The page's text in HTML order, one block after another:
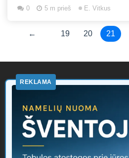
0 5 m prieš E. Vitkus
← 19 20 21
REKLAMA